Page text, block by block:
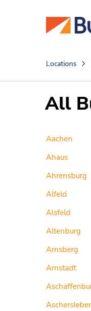
Locations
All
Aachen
Ahaus
Ahrensburg
Alfeld
Alsfeld
Altenburg
Arnsberg
Arnstadt